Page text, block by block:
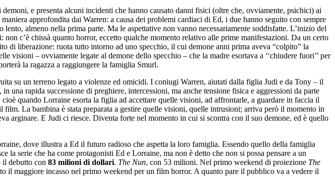
e presenta alcuni incidenti che hanno causato danni fisici (oltre che, ovviamente, psichici) ai
approfondita dai Warren: a causa dei problemi cardiaci di Ed, i due hanno seguito con sempre
almeno nella prima parte. Ma le aspettative non vanno necessariamente soddisfatte. L’inizio del
c’è chissà quanto horror, eccetto qualche momento relativo alle prime manifestazioni. Da un certo
di liberazione: ruota tutto intorno ad uno specchio, il cui demone anni prima aveva “colpito” la
– ovviamente legate al demone dello specchio – che la madre esortava a ‘‘chiudere fuori’’ per
la ragazza a raggiungere la famiglia Smurl.
su un terreno legato a violenze ed omicidi. I coniugi Warren, aiutati dalla figlia Judi e da Tony – il
rapida successione di preghiere, intercessioni, ma anche tensione fisica e aggressioni da parte
quando Lorraine esorta la figlia ad accettare quelle visioni, ad affrontarle, a guardare in faccia il
La bambina è stata preparata a gestire quelle visioni, quelle intrusioni; arriva però il momento in
arginare. E Judi ci riesce. Diventa forte nel momento in cui si scontra con il suo demone, ed è quello
dove illustra a Ed il futuro radioso che aspetta la loro famiglia. Essendo quello della famiglia
la serie che ha come protagonisti Ed e Lorraine, ma non è detto che non si possa pensare a un
il debutto con 83 milioni di dollari. The Nun, con 53 milioni. Nel primo weekend di proiezione The
maggiore incasso nel primo weekend per un film horror. A quanto pare il pubblico va a vedere il